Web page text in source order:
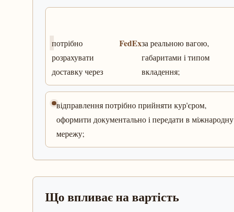
потрібно
розрахувати
доставку через
FedExза реальною вагою,
габаритами і типом
вкладення;
відправлення потрібно прийняти кур'єром,
оформити документально і передати в міжнародну
мережу;
Що впливає на вартість